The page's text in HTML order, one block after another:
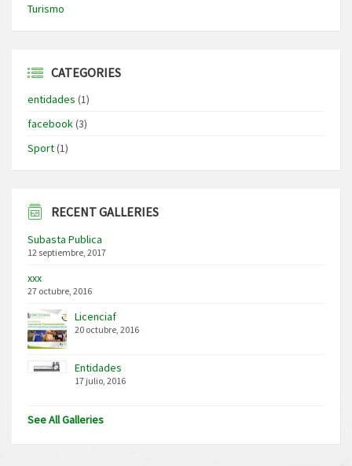
Turismo
CATEGORIES
entidades (1)
facebook(3)
Sport(1)
RECENT GALLERIES
Subasta Publica
12 septiembre, 2017
xxx
27 octubre, 2016
Licenciaf
20 octubre, 2016
Entidades
17 julio, 2016
See All Galleries